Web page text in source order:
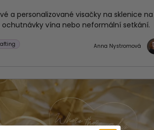
a personalizované visačky na sklenice na
vína nebo neformální setkání.
Anna Nystromová